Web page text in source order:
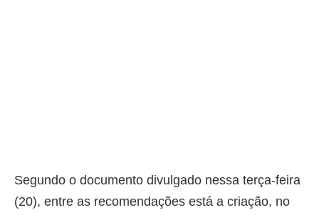
Segundo o documento divulgado nessa terça-feira
(20), entre as recomendações está a criação, no